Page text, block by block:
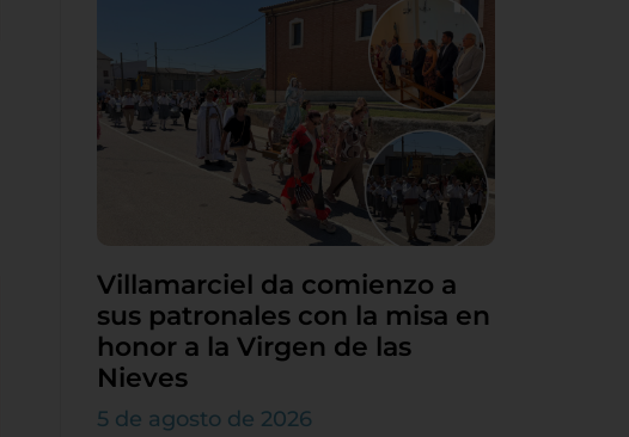
Villamarciel da comienzo a
sus patronales con la misa en
honor a la Virgen de las
Nieves
5 de agosto de 2026